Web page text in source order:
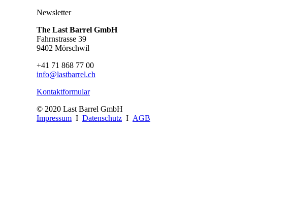
Newsletter
The Last Barrel GmbH
Fahrnstrasse 39
9402 Mörschwil
+41 71 868 77 00
info@lastbarrel.ch
Kontaktformular
© 2020 Last Barrel GmbH
Impressum I Datenschutz I AGB